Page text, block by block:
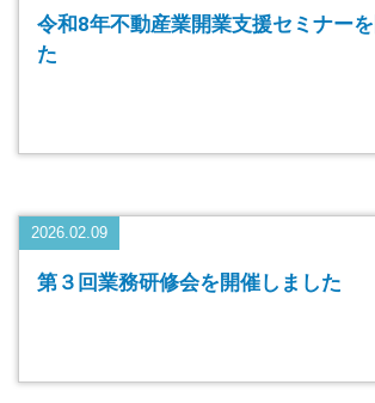
令和8年不動産業開業支援セミナー
た
2026.02.09
第３回業務研修会を開催しました